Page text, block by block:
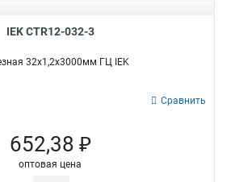
IEK CTR12-032-3
32х1,2x3000мм ГЦ IEK
Сравнить
652,38 ₽
оптовая цена